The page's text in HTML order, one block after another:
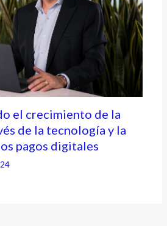
el crecimiento de la
de la tecnología y la
pagos digitales